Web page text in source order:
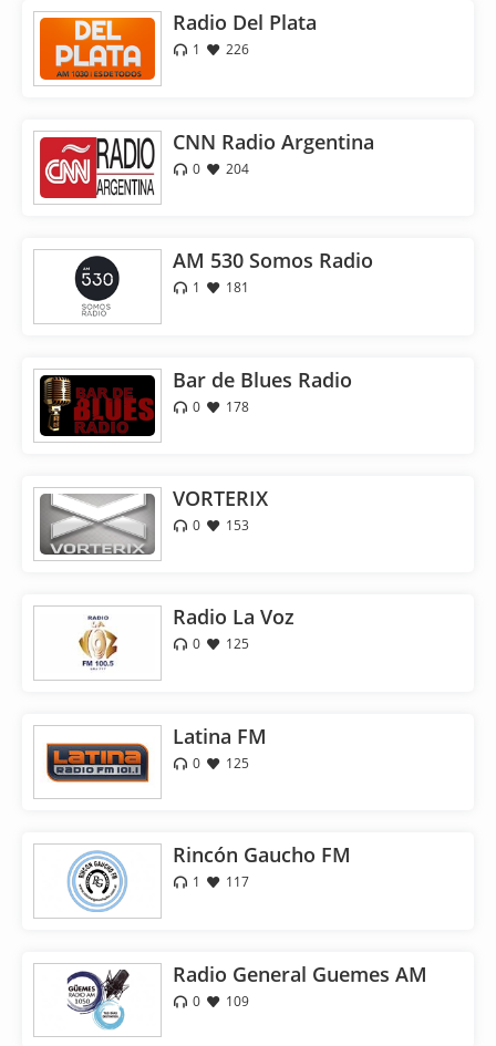
Radio Del Plata
1 226
CNN Radio Argentina
0 204
AM 530 Somos Radio
1 181
Bar de Blues Radio
0 178
VORTERIX
0 153
Radio La Voz
0 125
Latina FM
0 125
Rincón Gaucho FM
1 117
Radio General Guemes AM
0 109